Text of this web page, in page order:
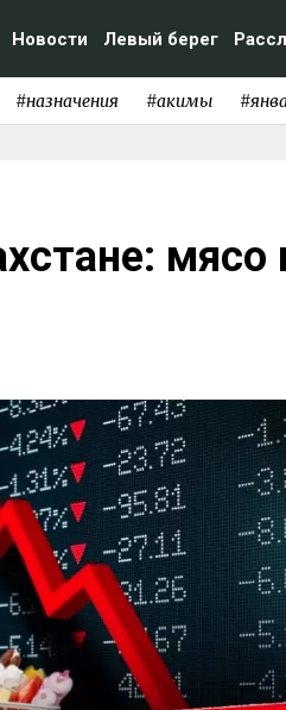
Новости Левый берег
#назначения #акимы